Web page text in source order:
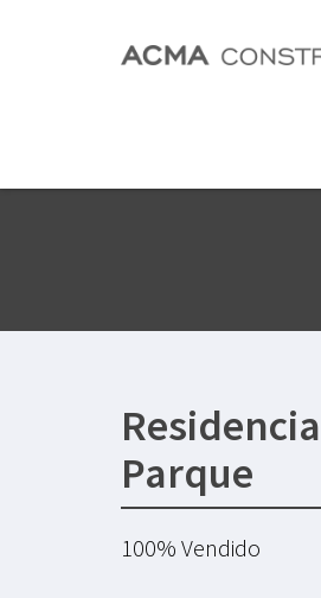
Parque
100% Vendido